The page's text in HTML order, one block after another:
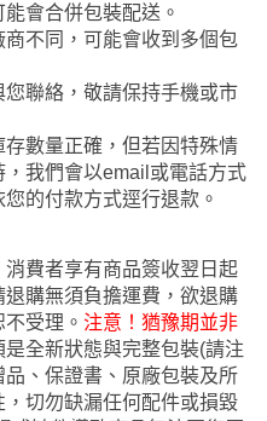
會合併包裝配送。
不同，可能會收到多個包
聯絡，敬請保持手機或市
數量正確，但若因特殊情
我們會以email或電話方式
的付款方式逕行退款。
費者享有商品簽收翌日起
購無須負擔運費，欲退購
受理。 注意！猶豫期並非
是全新狀態與完整包裝(請注
、保證書、原廠包裝及所
切勿缺漏任何配件或損毀